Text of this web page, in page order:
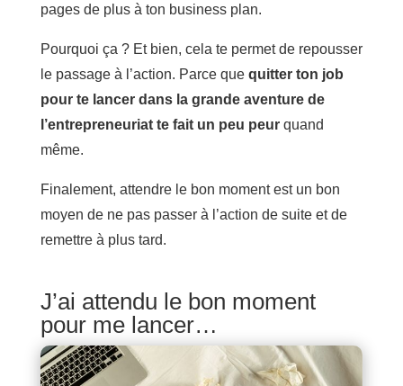
pages de plus à ton business plan.
Pourquoi ça ? Et bien, cela te permet de repousser
le passage à l’action. Parce que quitter ton job
pour te lancer dans la grande aventure de
l’entrepreneuriat te fait un peu peurquand
même.
Finalement, attendre le bon moment est un bon
moyen de ne pas passer à l’action de suite et de
remettre à plus tard.
J’ai attendu le bon moment
pour me lancer…